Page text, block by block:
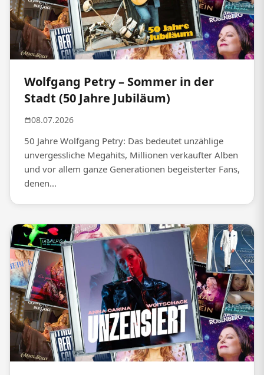
Wolfgang Petry – Sommer in der
Stadt (50 Jahre Jubiläum)
08.07.2026
50 Jahre Wolfgang Petry: Das bedeutet unzählige
unvergessliche Megahits, Millionen verkaufter Alben
und vor allem ganze Generationen begeisterter Fans,
denen...